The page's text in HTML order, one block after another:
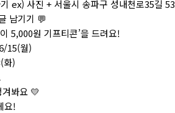
ex) 사진 + 서울시 송파구 성내천로35길 53
남기기 💬
5,000원 기프티콘’을 드려요!
15(월)
화)
봐요 💛
요!